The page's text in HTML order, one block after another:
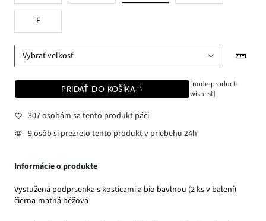
F
Vybrať veľkosť
PRIDAŤ DO KOŠÍKA
[node-product-
wishlist]
307 osobám sa tento produkt páči
9 osôb si prezrelo tento produkt v priebehu 24h
Informácie o produkte
Vystužená podprsenka s kosticami a bio bavlnou (2 ks v balení)
čierna-matná béžová